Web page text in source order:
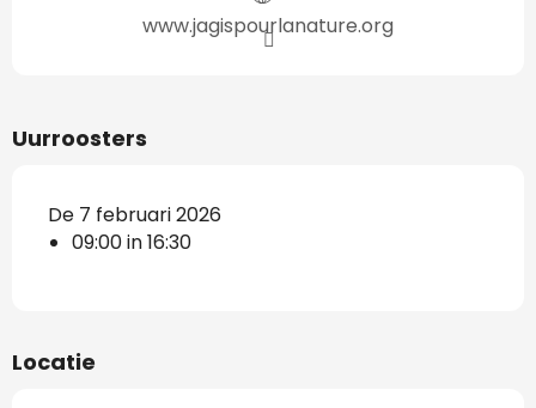
www.jagispourlanature.org
Uurroosters
De 7 februari 2026
09:00 in 16:30
Locatie